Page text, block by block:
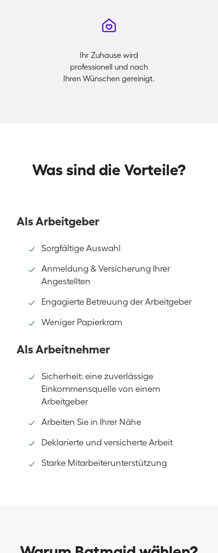
Ihr Zuhause wird
professionell und nach
Ihren Wünschen gereinigt.
Was sind die Vorteile?
Als Arbeitgeber
Sorgfältige Auswahl
Anmeldung & Versicherung Ihrer
Angestellten
Engagierte Betreuung der Arbeitgeber
Weniger Papierkram
Als Arbeitnehmer
Sicherheit: eine zuverlässige
Einkommensquelle von einem
Arbeitgeber
Arbeiten Sie in Ihrer Nähe
Deklarierte und versicherte Arbeit
Starke Mitarbeiterunterstützung